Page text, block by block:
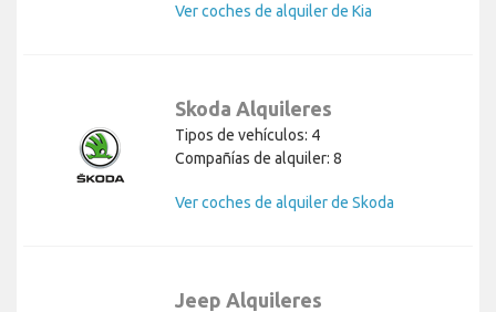
Ver coches de alquiler de Kia
Skoda Alquileres
Tipos de vehículos: 4
Compañías de alquiler: 8
Ver coches de alquiler de Skoda
Jeep Alquileres